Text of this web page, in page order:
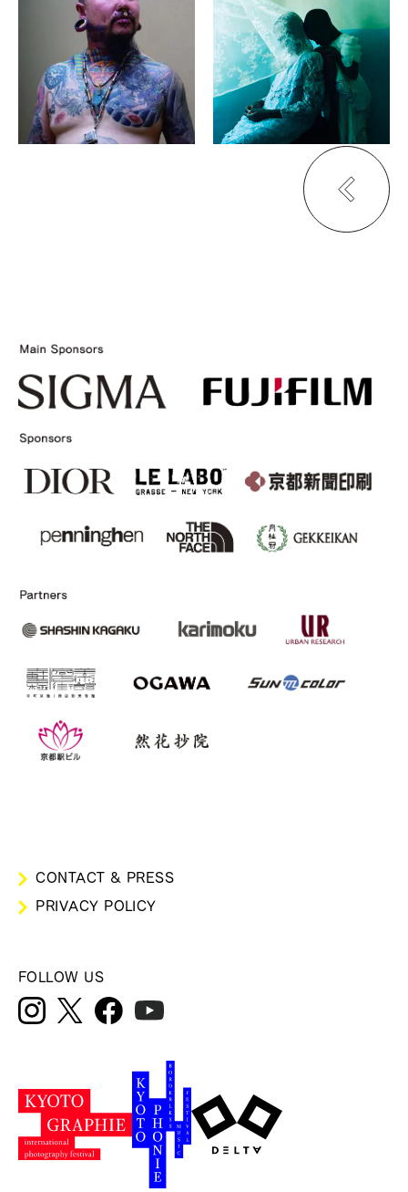
showcase #14 "日本のエ
ッジ、日本語のエッジ"
curated by minoru
shimizu
eN arts
We are Made of Grass,
Soil, and Trees
PURPLE
CONTACT & PRESS
PRIVACY POLICY
FOLLOW US